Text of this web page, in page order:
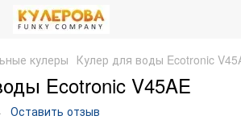
кулеры Кулер для воды Ecotronic
Ecotronic V45AE
Оставить отзыв